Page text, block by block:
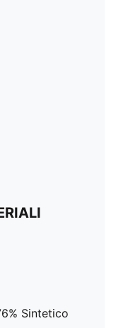
Sintetico